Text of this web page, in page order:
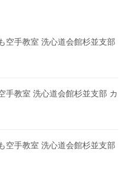
空手教室 洗心道会館杉並支部
手教室 洗心道会館杉並支部 カ
空手教室 洗心道会館杉並支部